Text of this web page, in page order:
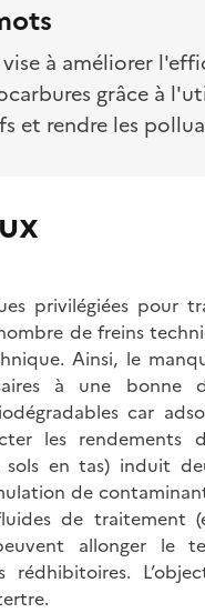
vise à améliorer
grâce à
et rendre les
privilégiées pour
de freins
Ainsi, le
à une bonne
car
les rendements
en tas) induit
de
de traitement
allonger
rédhibitoires.